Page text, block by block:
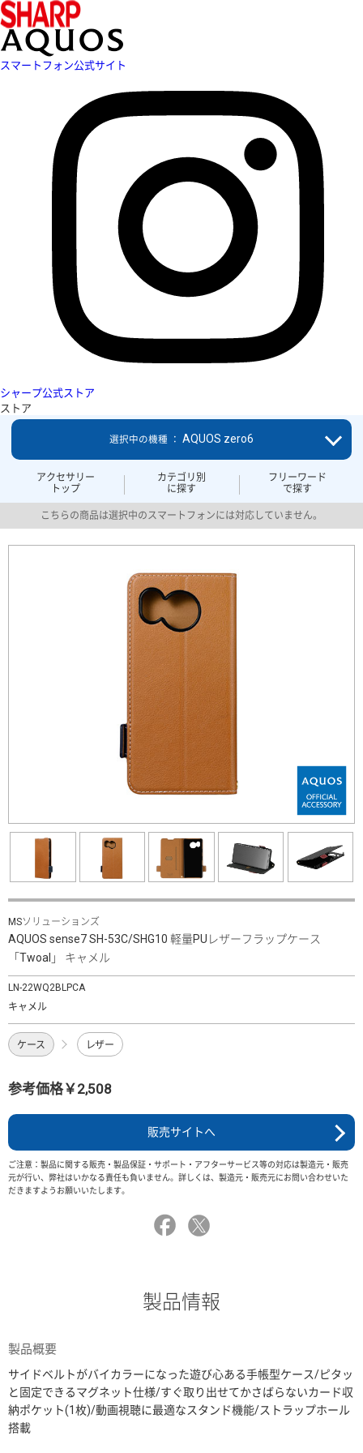
スマートフォン公式サイト
シャープ公式ストア
ストア
アクセサリー
トップ
カテゴリ別
に探す
フリーワード
で探す
選択中の機種 ： AQUOS zero6
こちらの商品は選択中のスマートフォンには対応していません。
MSソリューションズ
AQUOS sense7 SH-53C/SHG10 軽量PUレザーフラップケース
「Twoal」 キャメル
LN-22WQ2BLPCA
キャメル
ケース レザー
参考価格￥2,508
販売サイトへ
ご注意：製品に関する販売・製品保証・サポート・アフターサービス等の対応は製造元・販売
元が行い、弊社はいかなる責任も負いません。詳しくは、製造元・販売元にお問い合わせいた
だきますようお願いいたします。
製品情報
製品概要
サイドベルトがバイカラーになった遊び心ある手帳型ケース/ピタッ
と固定できるマグネット仕様/すぐ取り出せてかさばらないカード収
納ポケット(1枚)/動画視聴に最適なスタンド機能/ストラップホール
搭載